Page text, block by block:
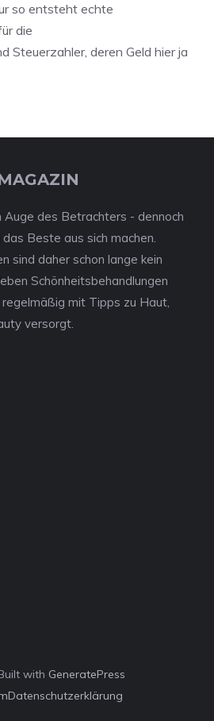
so entsteht echte
die
Steuerzahler, deren Geld hier ja
Auge des Betrachters - dennoch
Beste aus sich machen.
sind daher schon lange kein
Schönheitsbehandlungen
mit Tipps zu Haut,
versorgt.
with GeneratePress
Datenschutzerklärung